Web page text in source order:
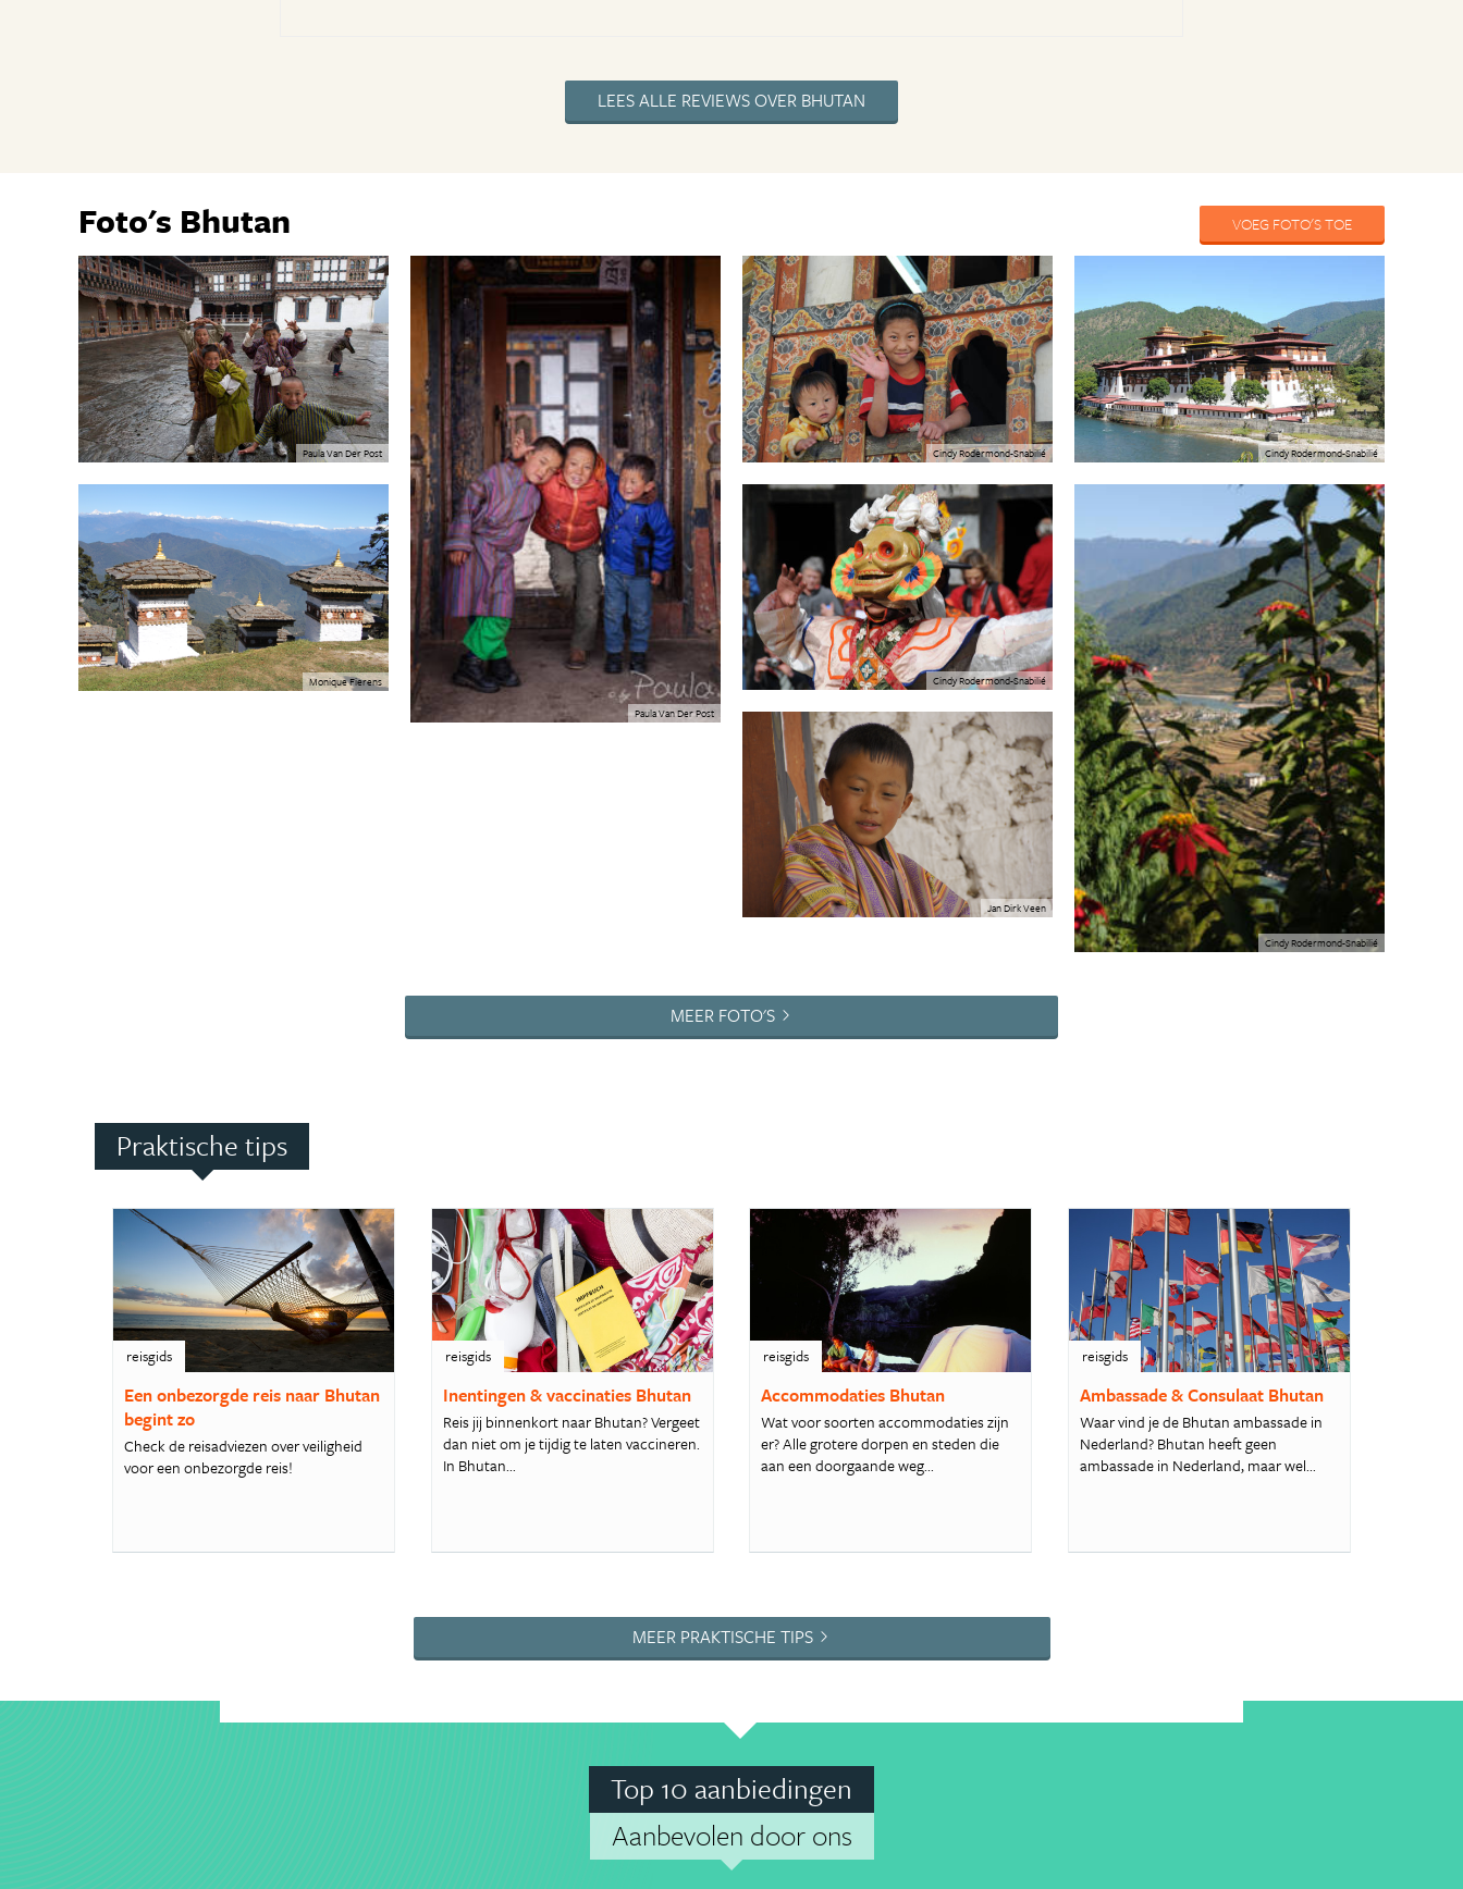
LEES ALLE REVIEWS OVER BHUTAN
VOEG FOTO'S TOE
Foto's Bhutan
Paula Van Der Post
Paula Van Der Post
Cindy Rodermond-Snabilié Cindy Rodermond-Snabilié
Cindy Rodermond-Snabilié
Cindy Rodermond-Snabilié
Monique Fierens
Jan Dirk Veen
MEER FOTO'S
Praktische tips
reisgids
Een onbezorgde reis naar Bhutan
begint zo
Check de reisadviezen over veiligheid
voor een onbezorgde reis!
reisgids
Inentingen & vaccinaties Bhutan
Reis jij binnenkort naar Bhutan? Vergeet
dan niet om je tijdig te laten vaccineren.
In Bhutan...
reisgids
Accommodaties Bhutan
Wat voor soorten accommodaties zijn
er? Alle grotere dorpen en steden die
aan een doorgaande weg...
reisgids
Ambassade & Consulaat Bhutan
Waar vind je de Bhutan ambassade in
Nederland? Bhutan heeft geen
ambassade in Nederland, maar wel...
MEER PRAKTISCHE TIPS
Top 10 aanbiedingen
Aanbevolen door ons